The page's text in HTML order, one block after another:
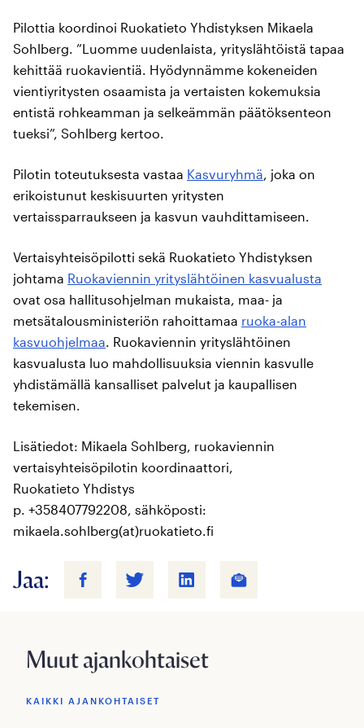
Pilottia koordinoi Ruokatieto Yhdistyksen Mikaela
Sohlberg. ”Luomme uudenlaista, yrityslähtöistä tapaa
kehittää ruokavientiä. Hyödynnämme kokeneiden
vientiyritysten osaamista ja vertaisten kokemuksia
entistä rohkeamman ja selkeämmän päätöksenteon
tueksi”, Sohlberg kertoo.
Pilotin toteutuksesta vastaa Kasvuryhmä , joka on
erikoistunut keskisuurten yritysten
vertaissparraukseen ja kasvun vauhdittamiseen.
Vertaisyhteisöpilotti sekä Ruokatieto Yhdistyksen
johtama Ruokaviennin yrityslähtöinen kasvualusta
ovat osa hallitusohjelman mukaista, maa- ja
metsätalousministeriön rahoittamaa ruoka-alan
kasvuohjelmaa . Ruokaviennin yrityslähtöinen
kasvualusta luo mahdollisuuksia viennin kasvulle
yhdistämällä kansalliset palvelut ja kaupallisen
tekemisen.
Lisätiedot: Mikaela Sohlberg, ruokaviennin
vertaisyhteisöpilotin koordinaattori,
Ruokatieto Yhdistys
p. +358407792208, sähköposti:
mikaela.sohlberg(at)ruokatieto.fi
Jaa:
Muut ajankohtaiset
KAIKKI AJANKOHTAISET